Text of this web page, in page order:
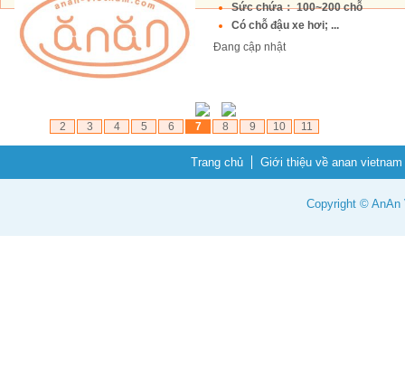
Sức chứa： 100~200 chỗ
Có chỗ đậu xe hơi; ...
Đang cập nhật
2 3 4 5 6 7 8 9 10 11
Trang chủ Giới thiệu về anan vietnam
Copyright © AnAn